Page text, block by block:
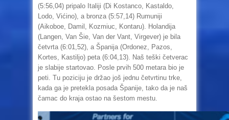
(5:56,04) pripalo Italiji (Di Kostanco, Kastaldo,
Lodo, Vićino), a bronza (5:57,14) Rumuniji
(Aikoboe, Damil, Kozmiuc, Kontaru). Holandija
(Langen, Van Šie, Van der Vant, Virgever) je bila
četvrta (6:01,52), a Španija (Ordonez, Pazos,
Kortes, Kastiljo) peta (6:04,13). Naš teški četverac
je slabije startovao. Posle prvih 500 metara bio je
peti. Tu poziciju je držao još jednu četvrtinu trke,
kada ga je pretekla posada Španije, tako da je naš
čamac do kraja ostao na šestom mestu.